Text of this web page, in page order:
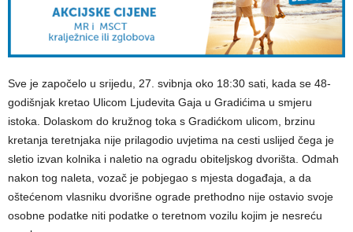
Sve je započelo u srijedu, 27. svibnja oko 18:30 sati, kada se 48-
godišnjak kretao Ulicom Ljudevita Gaja u Gradićima u smjeru
istoka. Dolaskom do kružnog toka s Gradićkom ulicom, brzinu
kretanja teretnjaka nije prilagodio uvjetima na cesti uslijed čega je
sletio izvan kolnika i naletio na ogradu obiteljskog dvorišta. Odmah
nakon tog naleta, vozač je pobjegao s mjesta događaja, a da
oštećenom vlasniku dvorišne ograde prethodno nije ostavio svoje
osobne podatke niti podatke o teretnom vozilu kojim je nesreću